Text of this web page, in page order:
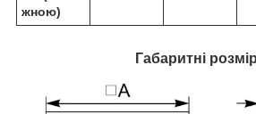
жною)
Габаритні